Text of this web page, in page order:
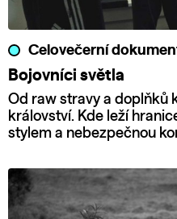
Celovečerní
Bojovníci světla
Od raw stravy a doplňků
království. Kde leží
stylem a nebezpečnou